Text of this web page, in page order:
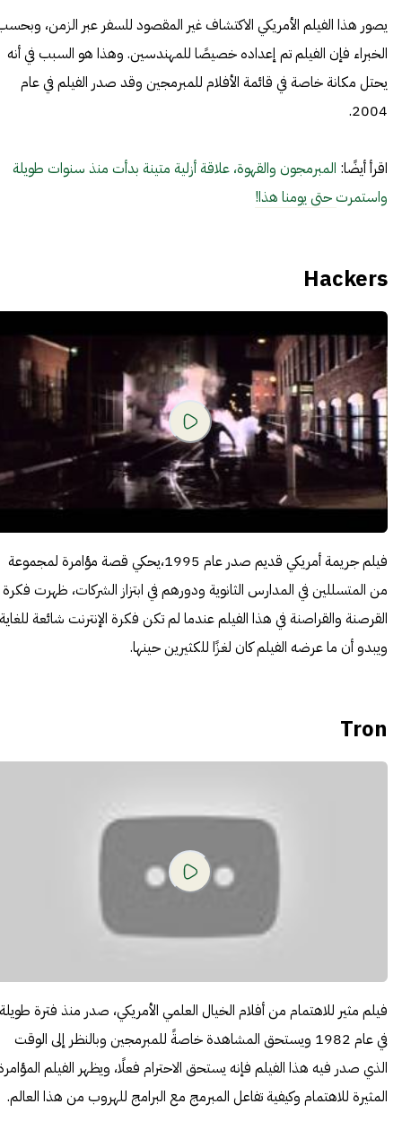
يصور هذا الفيلم الأمريكي الاكتشاف غير المقصود للسفر عبر الزمن،
الخبراء فإن الفيلم تم إعداده خصيصًا للمهندسين. وهذا هو السبب في أنه
يحتل مكانة خاصة في قائمة الأفلام للمبرمجين وقد صدر الفيلم في عام
2004.
اقرأ أيضًا: المبرمجون والقهوة، علاقة أزلية متينة بدأت منذ سنوات طويلة
واستمرت حتى يومنا هذا!
Hackers
فيلم جريمة أمريكي قديم صدر عام 1995،يحكي قصة مؤامرة لمجموعة
من المتسللين في المدارس الثانوية ودورهم في ابتزاز الشركات، ظهرت فكرة
القرصنة والقراصنة في هذا الفيلم عندما لم تكن فكرة الإنترنت شائعة
ويبدو أن ما عرضه الفيلم كان لغزًا للكثيرين حينها.
Tron
فيلم مثير للاهتمام من أفلام الخيال العلمي الأمريكي، صدر منذ فترة طويلة
في عام 1982 ويستحق المشاهدة خاصةً للمبرمجين وبالنظر إلى الوقت
الذي صدر فيه هذا الفيلم فإنه يستحق الاحترام فعلًا، ويظهر الفيلم
المثيرة للاهتمام وكيفية تفاعل المبرمج مع البرامج للهروب من هذا العالم.